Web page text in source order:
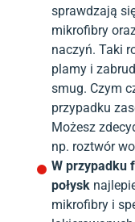
sprawdzają
mikrofibry
naczyń. Taki
plamy i
smug. Czym
przypadku
Możesz
np. roztwór
W przypadku
połysk
mikrofibry i